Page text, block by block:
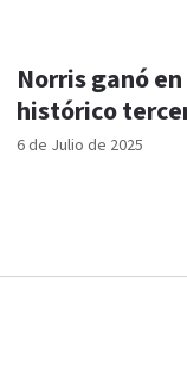
6 de Julio de 2025
Norris ganó
histórico